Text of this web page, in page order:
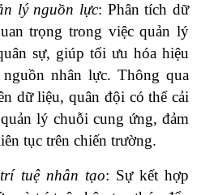
lý nguồn lực: Phân tích dữ
trọng trong việc quản lý
sự, giúp tối ưu hóa hiệu
nhân lực. Thông qua
dữ liệu, quân đội có thể cải
lý chuỗi cung ứng, đảm
tục trên chiến trường.
tuệ nhân tạo: Sự kết hợp